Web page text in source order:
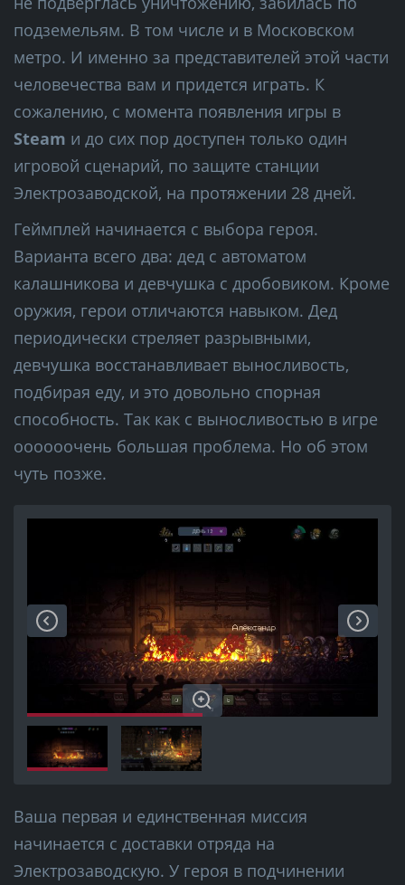
подземельям. В том числе и в Московском
метро. И именно за представителей этой части
человечества вам и придется играть. К
сожалению, с момента появления игры в
Steam и до сих пор доступен только один
игровой сценарий, по защите станции
Электрозаводской, на протяжении 28 дней.
Геймплей начинается с выбора героя.
Варианта всего два: дед с автоматом
калашникова и девчушка с дробовиком. Кроме
оружия, герои отличаются навыком. Дед
периодически стреляет разрывными,
девчушка восстанавливает выносливость,
подбирая еду, и это довольно спорная
способность. Так как с выносливостью в игре
оооооочень большая проблема. Но об этом
чуть позже.
Ваша первая и единственная миссия
начинается с доставки отряда на
Электрозаводскую. У героя в подчинении